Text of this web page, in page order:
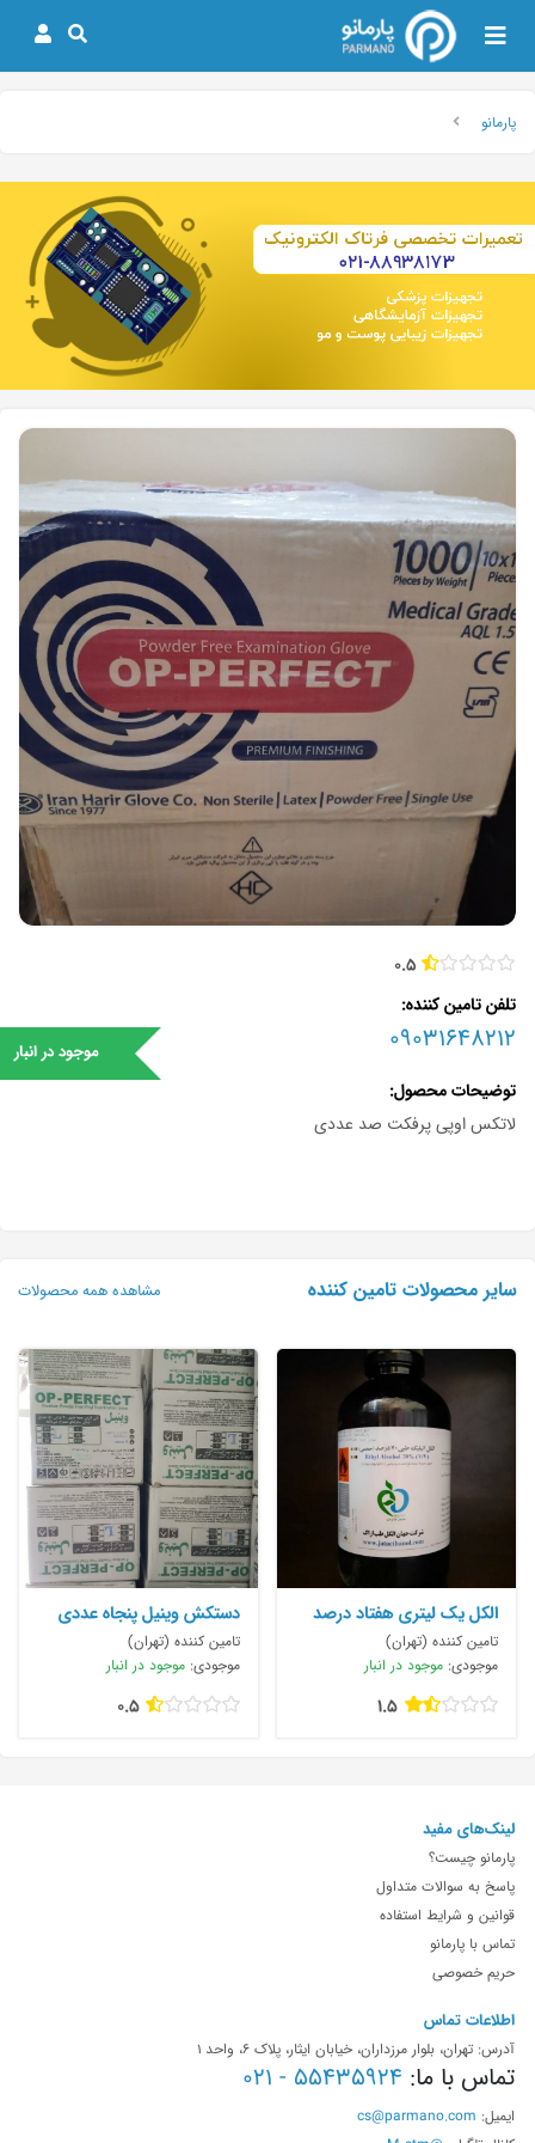
پارمانو
0.5
موجود در انبار
تلفن تامین کننده
09031648212
توضیحات محصول
لاتکس اوپی پرفکت صد عددی
سایر محصولات تامین کننده مشاهده همه محصولات
الکل یک لیتری هفتاد درصد
تامین کننده (تهران)
موجودی: موجود در انبار
1.5
دستکش وینیل پنجاه عددی
تامین کننده (تهران)
موجودی: موجود در انبار
0.5
لینک‌های مفید
پارمانو چیست؟
پاسخ به سوالات متداول
قوانین و شرایط استفاده
تماس با پارمانو
حریم خصوصی
اطلاعات تماس
آدرس: تهران، بلوار مرزداران، خیابان ایثار، پلاک 6، واحد 1
تماس با ما: 55435924 - 021
ایمیل: cs@parmano.com